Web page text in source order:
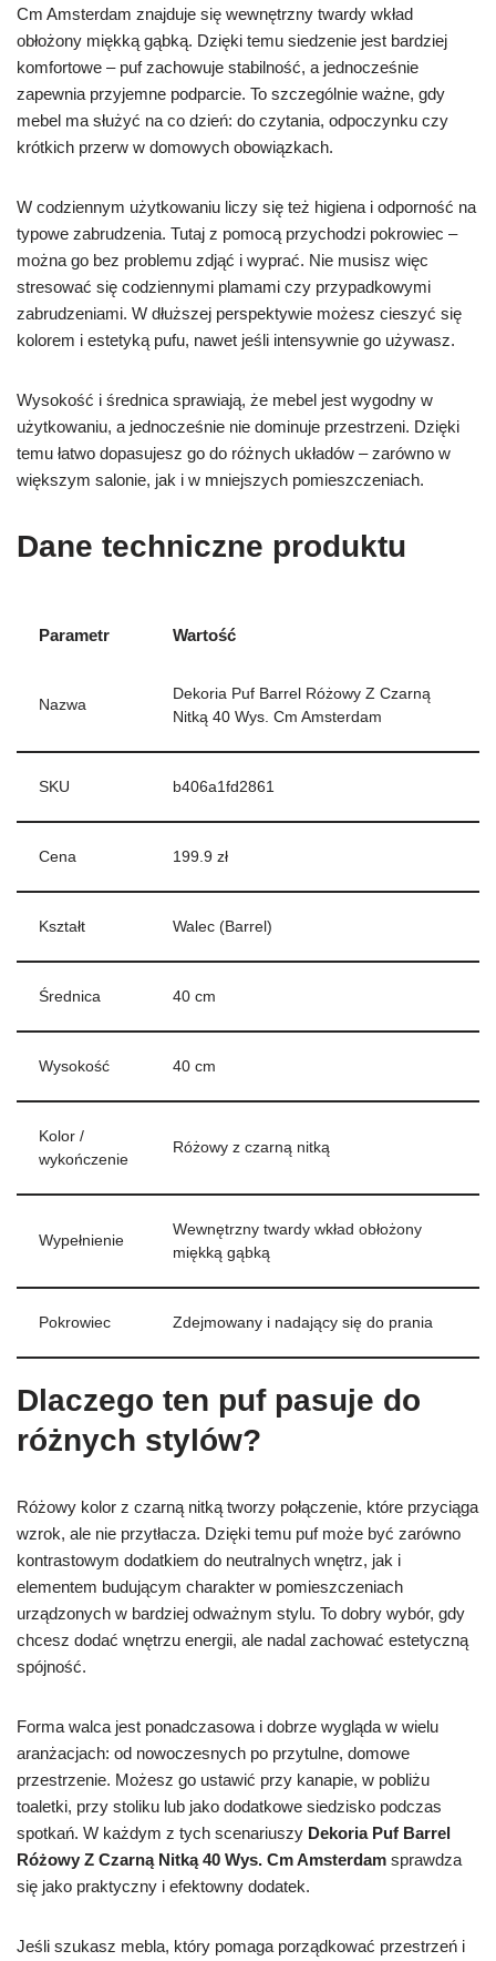
Cm Amsterdam znajduje się wewnętrzny twardy wkład
obłożony miękką gąbką. Dzięki temu siedzenie jest bardziej
komfortowe – puf zachowuje stabilność, a jednocześnie
zapewnia przyjemne podparcie. To szczególnie ważne, gdy
mebel ma służyć na co dzień: do czytania, odpoczynku czy
krótkich przerw w domowych obowiązkach.
W codziennym użytkowaniu liczy się też higiena i odporność na
typowe zabrudzenia. Tutaj z pomocą przychodzi pokrowiec –
można go bez problemu zdjąć i wyprać. Nie musisz więc
stresować się codziennymi plamami czy przypadkowymi
zabrudzeniami. W dłuższej perspektywie możesz cieszyć się
kolorem i estetyką pufu, nawet jeśli intensywnie go używasz.
Wysokość i średnica sprawiają, że mebel jest wygodny w
użytkowaniu, a jednocześnie nie dominuje przestrzeni. Dzięki
temu łatwo dopasujesz go do różnych układów – zarówno w
większym salonie, jak i w mniejszych pomieszczeniach.
Dane techniczne produktu
Parametr Wartość
Nazwa
Dekoria Puf Barrel Różowy Z Czarną
Nitką 40 Wys. Cm Amsterdam
SKU b406a1fd2861
Cena 199.9 zł
Kształt Walec (Barrel)
Średnica 40 cm
Wysokość 40 cm
Kolor /
wykończenie
Różowy z czarną nitką
Wypełnienie
Wewnętrzny twardy wkład obłożony
miękką gąbką
Pokrowiec Zdejmowany i nadający się do prania
Dlaczego ten puf pasuje do
różnych stylów?
Różowy kolor z czarną nitką tworzy połączenie, które przyciąga
wzrok, ale nie przytłacza. Dzięki temu puf może być zarówno
kontrastowym dodatkiem do neutralnych wnętrz, jak i
elementem budującym charakter w pomieszczeniach
urządzonych w bardziej odważnym stylu. To dobry wybór, gdy
chcesz dodać wnętrzu energii, ale nadal zachować estetyczną
spójność.
Forma walca jest ponadczasowa i dobrze wygląda w wielu
aranżacjach: od nowoczesnych po przytulne, domowe
przestrzenie. Możesz go ustawić przy kanapie, w pobliżu
toaletki, przy stoliku lub jako dodatkowe siedzisko podczas
spotkań. W każdym z tych scenariuszy Dekoria Puf Barrel
Różowy Z Czarną Nitką 40 Wys. Cm Amsterdam sprawdza
się jako praktyczny i efektowny dodatek.
Jeśli szukasz mebla, który pomaga porządkować przestrzeń i